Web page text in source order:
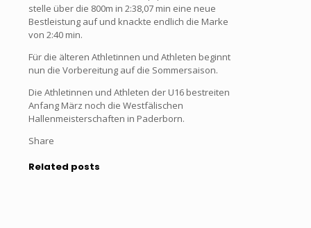
stelle über die 800m in 2:38,07 min eine neue
Bestleistung auf und knackte endlich die Marke
von 2:40 min.
Für die älteren Athletinnen und Athleten beginnt
nun die Vorbereitung auf die Sommersaison.
Die Athletinnen und Athleten der U16 bestreiten
Anfang März noch die Westfälischen
Hallenmeisterschaften in Paderborn.
Share
Related posts